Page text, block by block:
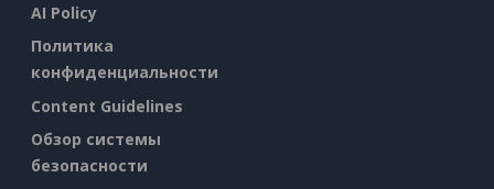
AI Policy
Политика
конфиденциальности
Content Guidelines
Обзор системы
безопасности